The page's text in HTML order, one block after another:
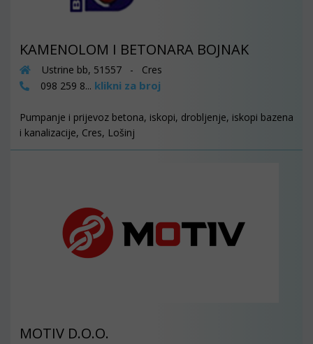
KAMENOLOM I BETONARA BOJNAK
Ustrine bb, 51557 - Cres
098 259 8... klikni za broj
Pumpanje i prijevoz betona, iskopi, drobljenje, iskopi bazena
i kanalizacije, Cres, Lošinj
MOTIV D.O.O.